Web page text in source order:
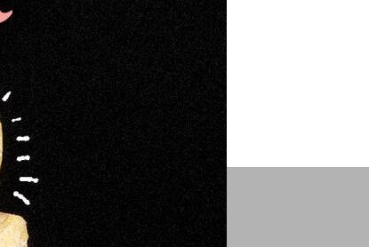
controlada para
su destino.